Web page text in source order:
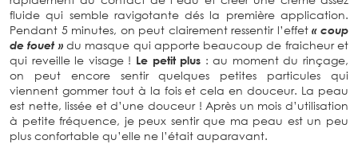
fluide qui semble ravigotante dés la première application.
Pendant 5 minutes, on peut clairement ressentir l’effet« coup
de fouet »du masque qui apporte beaucoup de fraicheur et
qui reveille le visage ! Le petit plus : au moment du rinçage,
on peut encore sentir quelques petites particules qui
viennent gommer tout à la fois et cela en douceur. La peau
est nette, lissée et d’une douceur ! Après un mois d’utilisation
à petite fréquence, je peux sentir que ma peau est un peu
plus confortable qu’elle ne l’était auparavant.